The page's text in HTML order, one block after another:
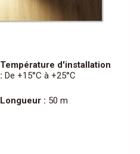
Température d'installation
: De +15°C à +25°C
Longueur : 50 m